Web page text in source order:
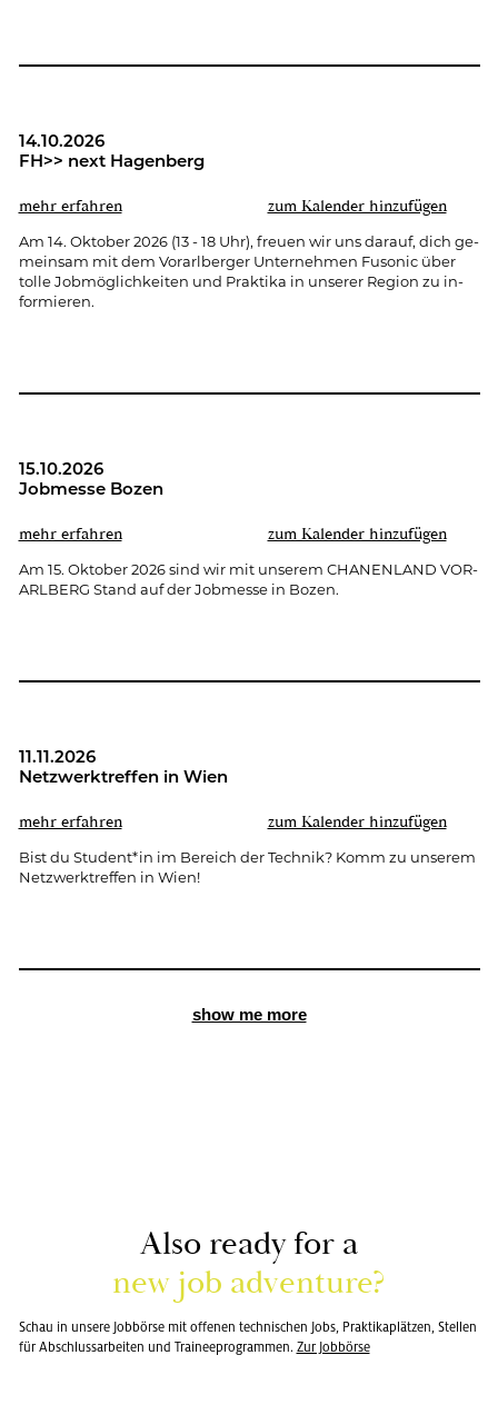
14.10.2026
FH>> next Ha­gen­berg
mehr er­fah­ren zum Ka­len­der hin­zu­fü­gen
Am 14. Ok­to­ber 2026 (13 - 18 Uhr), freu­en wir uns dar­auf, dich ge­
mein­sam mit dem Vor­arl­ber­ger Un­ter­neh­men Fu­so­nic über
tolle Job­mög­lich­kei­ten und Prak­ti­ka in un­se­rer Re­gi­on zu in­
for­mie­ren.
15.10.2026
Job­mes­se Bozen
mehr er­fah­ren zum Ka­len­der hin­zu­fü­gen
Am 15. Ok­to­ber 2026 sind wir mit un­se­rem CHA­NEN­LAND VOR­
ARL­BERG Stand auf der Job­mes­se in Bozen.
11.11.2026
Netz­werk­tref­fen in Wien
mehr er­fah­ren zum Ka­len­der hin­zu­fü­gen
Bist du Stu­dent*in im Be­reich der Tech­nik? Komm zu un­se­rem
Netz­werk­tref­fen in Wien!
show me more
Also ready for a
new job ad­ven­ture?
Schau in un­se­re Job­bör­se mit of­fe­nen tech­ni­schen Jobs, Prak­ti­ka­plät­zen, Stel­len
für Ab­schluss­ar­bei­ten und Trai­nee­pro­gram­men. Zur Job­bör­se